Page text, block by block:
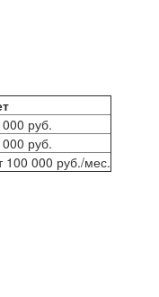
руб.
руб.
000 руб./мес.